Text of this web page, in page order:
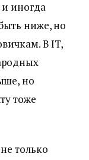
и иногда
ниже, но
В IT,
но
тоже
только